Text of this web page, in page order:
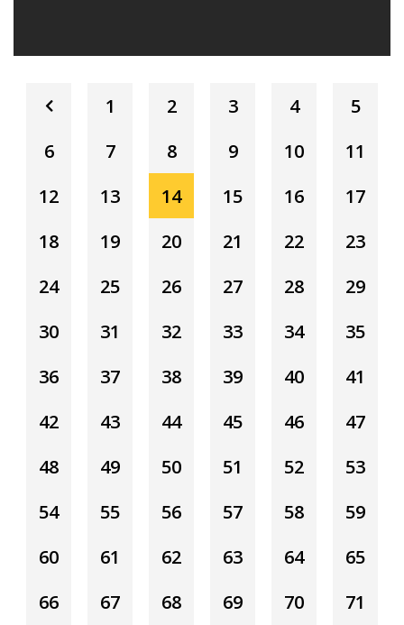
1 2 3 4
5
6
7 8 9 10
11
12
13 14 15 16
17
18
19 20 21 22
23
24
25 26 27 28
29
30
31 32 33 34
35
36
37 38 39 40
41
42
43 44 45 46
47
48
49 50 51 52
53
54
55 56 57 58
59
60
61 62 63 64
65
66
67 68 69 70
71